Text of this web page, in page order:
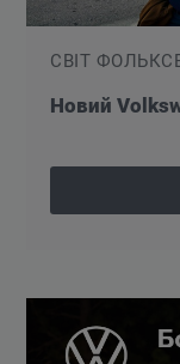
СВІТ
Новий